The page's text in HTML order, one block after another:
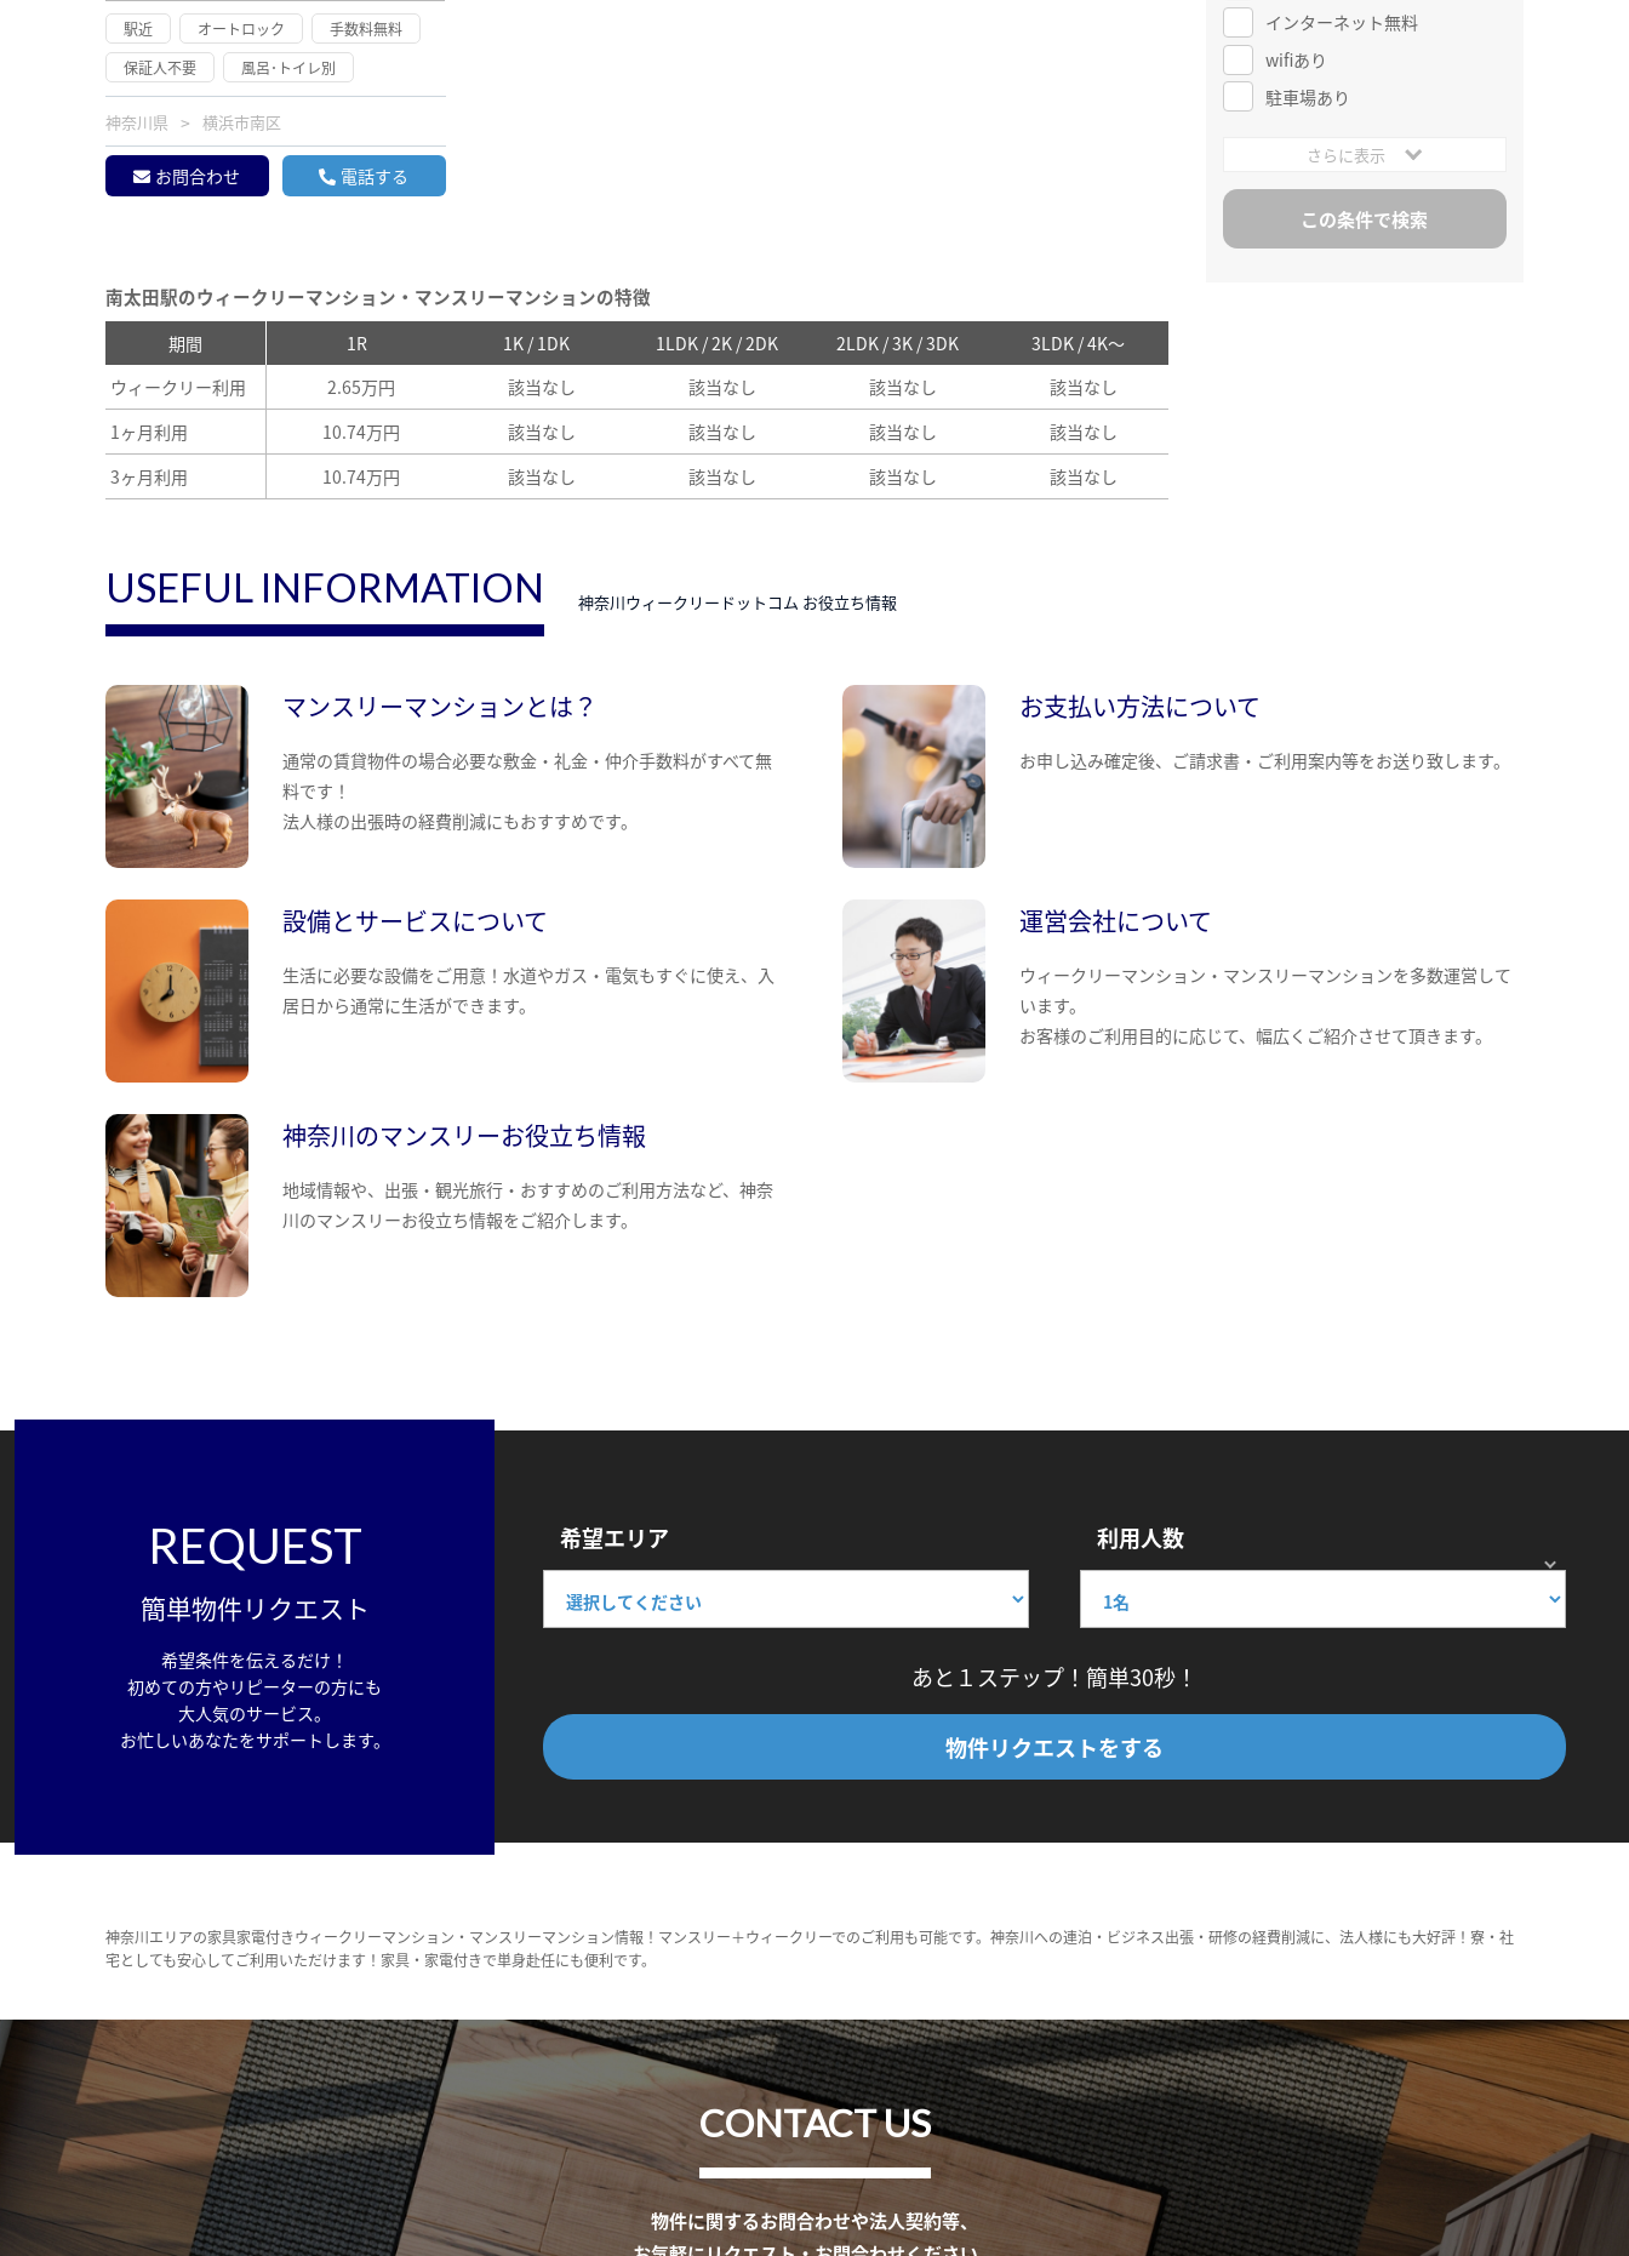
駅近 オートロック
手数料無料
保証人不要
風呂･トイレ別
神奈川県 横浜市南区
お問合わせ 電話する
南太田駅のウィークリーマンション・マンスリーマンションの特徴
期間 1R 1K / 1DK 1LDK / 2K / 2DK 2LDK / 3K / 3DK
3LDK / 4K～
ウィークリー利用
2.65万円 該当なし 該当なし 該当なし
該当なし
1ヶ月利用
10.74万円 該当なし 該当なし 該当なし
該当なし
3ヶ月利用
10.74万円 該当なし 該当なし 該当なし 該当なし
インターネット無料
wifiあり
駐車場あり
さらに表示
USEFUL INFORMATION 神奈川ウィークリードットコム お役立ち情報
マンスリーマンションとは？
通常の賃貸物件の場合必要な敷金・礼金・仲介手数料がすべて無
料です！
法人様の出張時の経費削減にもおすすめです。
お支払い方法について
お申し込み確定後、ご請求書・ご利用案内等をお送り致します。
設備とサービスについて
生活に必要な設備をご用意！水道やガス・電気もすぐに使え、入
居日から通常に生活ができます。
運営会社について
ウィークリーマンション・マンスリーマンションを多数運営して
います。
お客様のご利用目的に応じて、幅広くご紹介させて頂きます。
神奈川のマンスリーお役立ち情報
地域情報や、出張・観光旅行・おすすめのご利用方法など、神奈
川のマンスリーお役立ち情報をご紹介します。
REQUEST
簡単物件リクエスト
希望条件を伝えるだけ！
初めての方やリピーターの方にも
大人気のサービス。
お忙しいあなたをサポートします。
希望エリア 利用人数
あと１ステップ！簡単30秒！
物件リクエストをする
神奈川エリアの家具家電付きウィークリーマンション・マンスリーマンション情報！マンスリー＋ウィークリーでのご利用も可能です。神奈川への連泊・ビジネス出張・研修の経費削減に、法人様にも大好評！寮・社
宅としても安心してご利用いただけます！家具・家電付きで単身赴任にも便利です。
CONTACT US
物件に関するお問合わせや法人契約等、